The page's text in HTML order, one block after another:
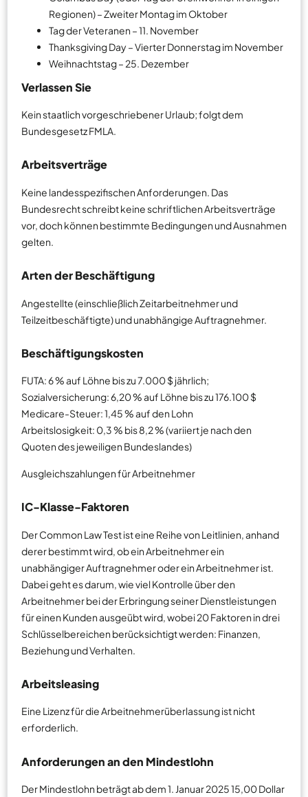
Regionen) – Zweiter Montag im Oktober
Tag der Veteranen – 11. November
Thanksgiving Day – Vierter Donnerstag im November
Weihnachtstag – 25. Dezember
Verlassen Sie
Kein staatlich vorgeschriebener Urlaub; folgt dem
Bundesgesetz FMLA.
Arbeitsverträge
Keine landesspezifischen Anforderungen. Das
Bundesrecht schreibt keine schriftlichen Arbeitsverträge
vor, doch können bestimmte Bedingungen und Ausnahmen
gelten.
Arten der Beschäftigung
Angestellte (einschließlich Zeitarbeitnehmer und
Teilzeitbeschäftigte) und unabhängige Auftragnehmer.
Beschäftigungskosten
FUTA: 6 % auf Löhne bis zu 7.000 $ jährlich;
Sozialversicherung: 6,20 % auf Löhne bis zu 176.100 $
Medicare-Steuer: 1,45 % auf den Lohn
Arbeitslosigkeit: 0,3 % bis 8,2 % (variiert je nach den
Quoten des jeweiligen Bundeslandes)
Ausgleichszahlungen für Arbeitnehmer
IC-Klasse-Faktoren
Der Common Law Test ist eine Reihe von Leitlinien, anhand
derer bestimmt wird, ob ein Arbeitnehmer ein
unabhängiger Auftragnehmer oder ein Arbeitnehmer ist.
Dabei geht es darum, wie viel Kontrolle über den
Arbeitnehmer bei der Erbringung seiner Dienstleistungen
für einen Kunden ausgeübt wird, wobei 20 Faktoren in drei
Schlüsselbereichen berücksichtigt werden: Finanzen,
Beziehung und Verhalten.
Arbeitsleasing
Eine Lizenz für die Arbeitnehmerüberlassung ist nicht
erforderlich.
Anforderungen an den Mindestlohn
Der Mindestlohn beträgt ab dem 1. Januar 2025 15,00 Dollar